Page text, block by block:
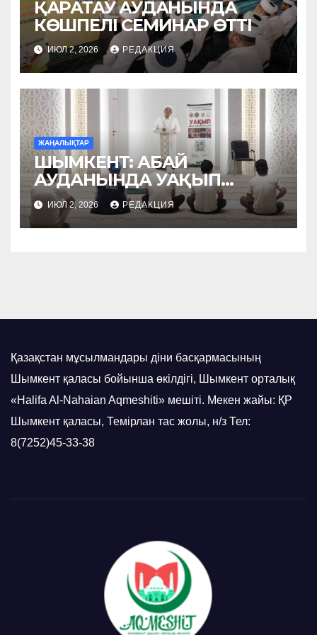
ҚАРАТАУ АУДАНЫНДА
КӨШПЕЛІ СЕМИНАР ӨТТІ
ИЮЛ 2, 2026 РЕДАКЦИЯ
ЖАҢАЛЫҚТАР
ШЫМКЕНТ: АБАЙ
АУДАНЫНДА УАҚЫП
НАСИХАТТАЛДЫ
ИЮЛ 2, 2026 РЕДАКЦИЯ
Қазақстан мұсылмандары діни басқармасының
Шымкент қаласы бойынша өкілдігі, Шымкент орталық
«Halifa Al-Nahaian Aqmeshiti» мешіті. Мекен жайы: ҚР
Шымкент қаласы, Темірлан тас жолы, н/з Тел:
8(7252)45-33-38